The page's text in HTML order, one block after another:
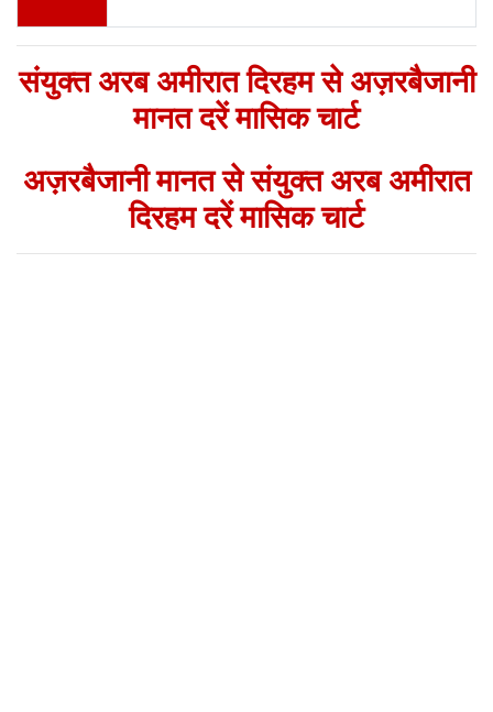
संयुक्त अरब अमीरात दिरहम से अज़रबैजानी
मानत दरें मासिक चार्ट
अज़रबैजानी मानत से संयुक्त अरब अमीरात
दिरहम दरें मासिक चार्ट